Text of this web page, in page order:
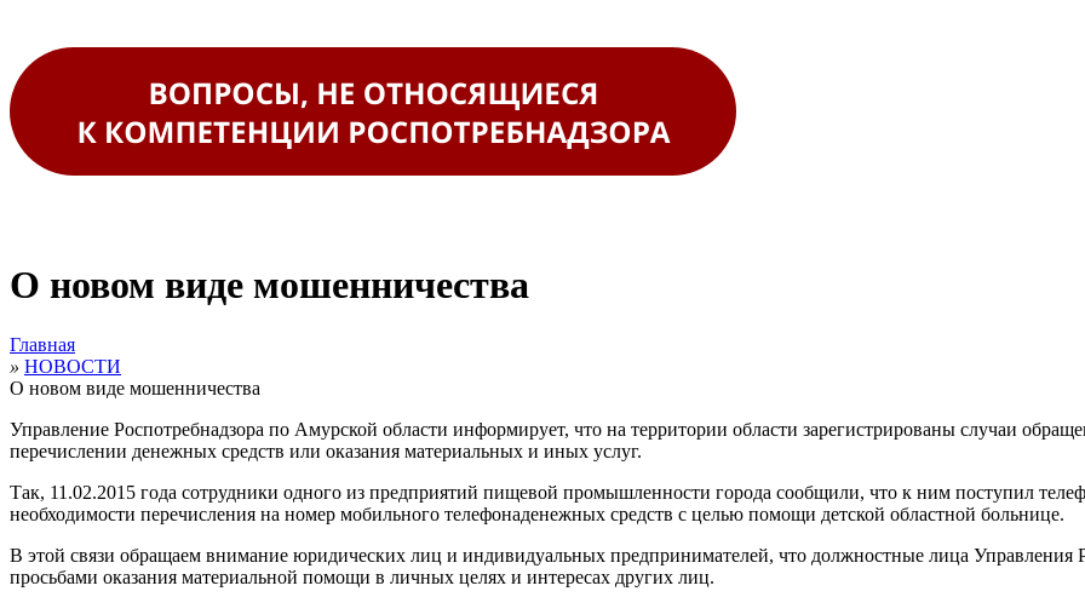
О новом виде мошенничества
Главная
» НОВОСТИ
О новом виде мошенничества
Управление Роспотребнадзора по Амурской области информирует, что на территории области зарегистрированы случаи
перечислении денежных средств или оказания материальных и иных услуг.
Так, 11.02.2015 года сотрудники одного из предприятий пищевой промышленности города сообщили, что к ним поступил
необходимости перечисления на номер мобильного телефонаденежных средств с целью помощи детской областной больнице.
В этой связи обращаем внимание юридических лиц и индивидуальных предпринимателей, что должностные лица Управления
просьбами оказания материальной помощи в личных целях и интересах других лиц.